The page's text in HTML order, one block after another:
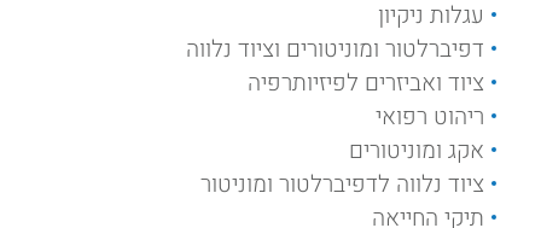
עגלות ניקיון
דפיברלטור ומוניטורים וציוד נלווה
ציוד ואביזרים לפיזיותרפיה
ריהוט רפואי
אקג ומוניטורים
ציוד נלווה לדפיברלטור ומוניטור
תיקי החייאה